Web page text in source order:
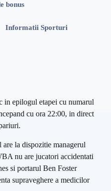
bonus
Informatii Sporturi
in epilogul etapei cu numarul
cu ora 22:00, in direct
la dispozitie managerul
nu are jucatori accidentati
si portarul Ben Foster
supraveghere a medicilor